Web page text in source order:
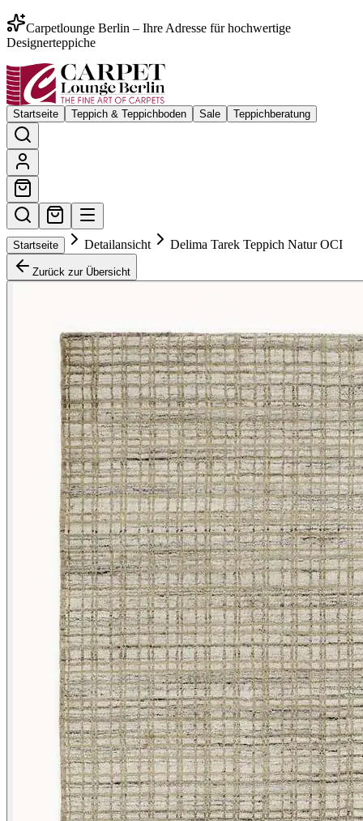
Carpetlounge Berlin – Ihre Adresse für hochwertige
Designerteppiche
Startseite Teppich & Teppichboden Sale Teppichberatung
Startseite Detailansicht Delima Tarek Teppich Natur OCI
Zurück zur Übersicht